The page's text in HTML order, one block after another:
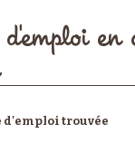
en
d'emploi trouvée